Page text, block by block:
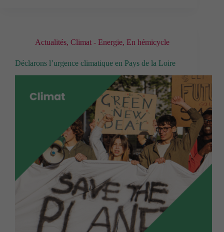
Actualités, Climat - Energie, En hémicycle
Déclarons l’urgence climatique en Pays de la Loire